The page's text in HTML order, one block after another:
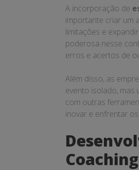
A incorporação de
importante criar um
limitações e
poderosa nesse
erros e acertos de
Além disso, as
evento isolado, mas
com outras
inovar e enfrentar
Coaching